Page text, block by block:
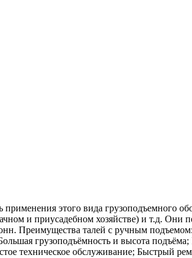
этого вида грузоподъемного
и приусадебном хозяйстве) и т.д. Они
Преимущества талей с ручным
грузоподъёмность и высота
техническое обслуживание; Быстрый